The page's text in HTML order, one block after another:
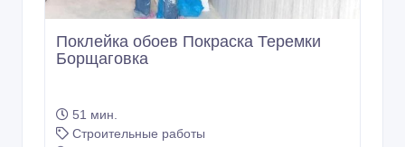
Поклейка обоев Покраска Теремки
Борщаговка
51 мин.
Строительные работы